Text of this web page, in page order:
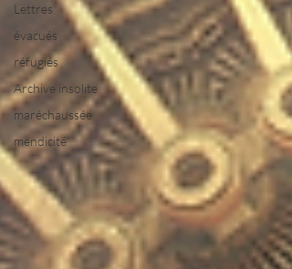
Lettres
évacués
réfugiés
Archive insolite
maréchaussée
mendicité